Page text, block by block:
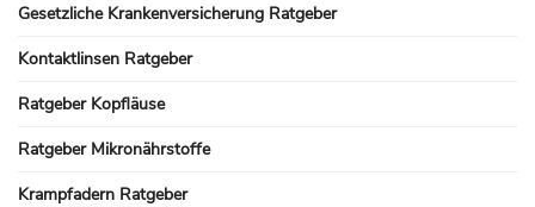
Gesetzliche Krankenversicherung Ratgeber
Kontaktlinsen Ratgeber
Ratgeber Kopfläuse
Ratgeber Mikronährstoffe
Krampfadern Ratgeber